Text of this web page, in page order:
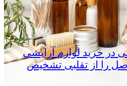
در خرید لوازم آرایشی
را از تقلبی تشخیص